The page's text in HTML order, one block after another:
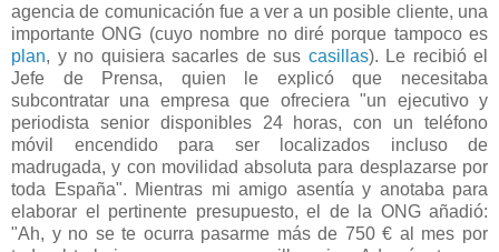
agencia de comunicación fue a ver a un posible cliente, una
importante ONG (cuyo nombre no diré porque tampoco es
plan, y no quisiera sacarles de sus casillas). Le recibió el
Jefe de Prensa, quien le explicó que necesitaba
subcontratar una empresa que ofreciera "un ejecutivo y
periodista senior disponibles 24 horas, con un teléfono
móvil encendido para ser localizados incluso de
madrugada, y con movilidad absoluta para desplazarse por
toda España". Mientras mi amigo asentía y anotaba para
elaborar el pertinente presupuesto, el de la ONG añadió:
"Ah, y no se te ocurra pasarme más de 750 € al mes por